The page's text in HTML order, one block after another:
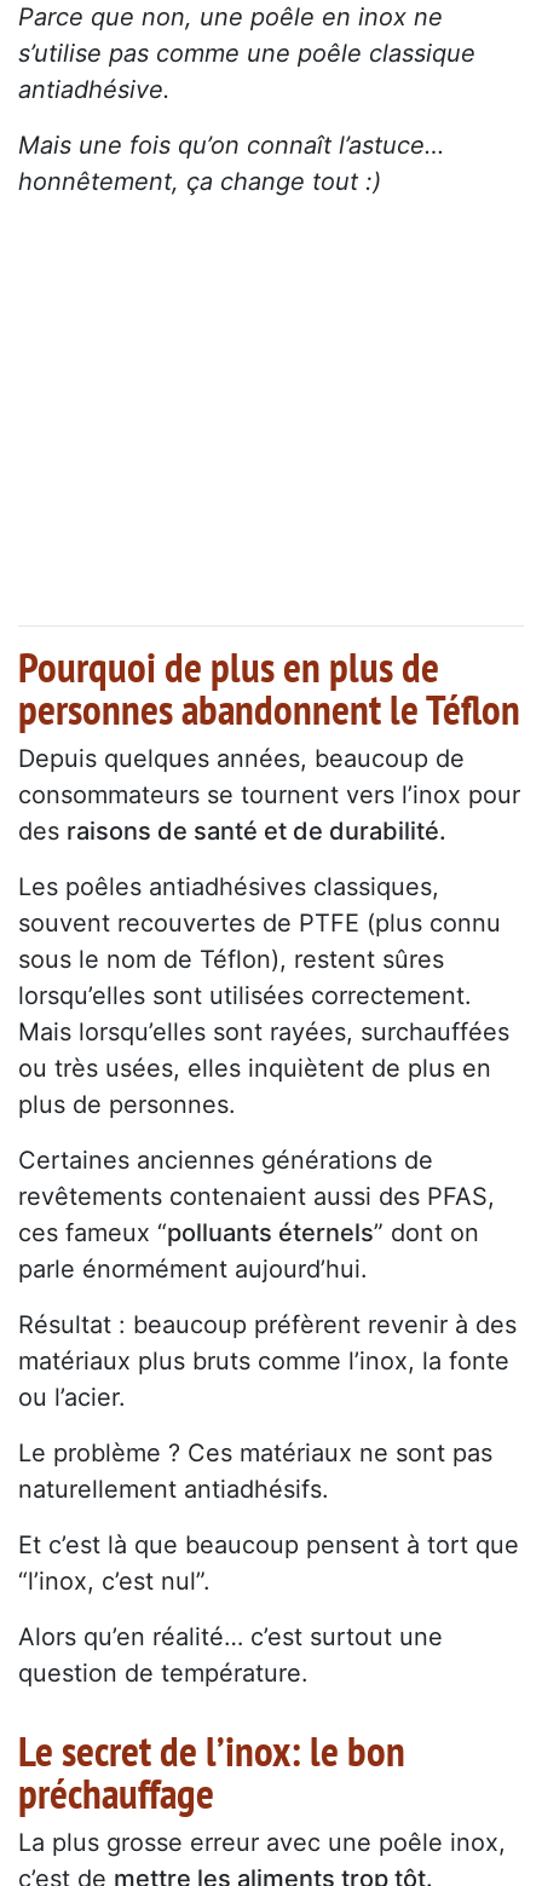
Parce que non, une poêle en inox ne
s’utilise pas comme une poêle classique
antiadhésive.
Mais une fois qu’on connaît l’astuce…
honnêtement, ça change tout :)
Pourquoi de plus en plus de
personnes abandonnent le Téflon
Depuis quelques années, beaucoup de
consommateurs se tournent vers l’inox pour
des raisons de santé et de durabilité.
Les poêles antiadhésives classiques,
souvent recouvertes de PTFE (plus connu
sous le nom de Téflon), restent sûres
lorsqu’elles sont utilisées correctement.
Mais lorsqu’elles sont rayées, surchauffées
ou très usées, elles inquiètent de plus en
plus de personnes.
Certaines anciennes générations de
revêtements contenaient aussi des PFAS,
ces fameux “polluants éternels” dont on
parle énormément aujourd’hui.
Résultat : beaucoup préfèrent revenir à des
matériaux plus bruts comme l’inox, la fonte
ou l’acier.
Le problème ? Ces matériaux ne sont pas
naturellement antiadhésifs.
Et c’est là que beaucoup pensent à tort que
“l’inox, c’est nul”.
Alors qu’en réalité… c’est surtout une
question de température.
Le secret de l’inox: le bon
préchauffage
La plus grosse erreur avec une poêle inox,
c’est de mettre les aliments trop tôt.